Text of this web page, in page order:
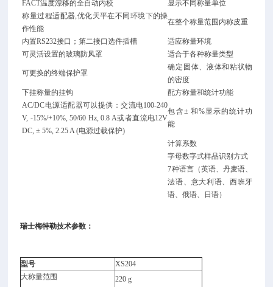
FACT温度漂移的全自动内校
显示不同称量单位
称量过程适配器,优化天平在不同环境下的操
作性能
在整个称量范围内称皮重
内置RS232接口；第二接口选件插槽
适应称量环境
可灵活设置的玻璃防风罩
适合于各种称量类型
可更换的终端保护罩
确定固体、液体和粘状物
的密度
下挂称量的挂钩
配方称量和统计功能
AC/DC电源适配器可以提供：交流电100-240
V, -15%/+10%, 50/60 Hz, 0.8 A或者直流电12V
DC, ± 5%, 2.25 A (电源过载保护)
包含± 和%显示的统计功
能
计算系数
字母数字式样品识别方式
7种语言（英语、丹麦语、
法语、意大利语、西班牙
语、俄语、日语）
瑞士梅特勒技术参数：
型号
XS204
大称量范围
220 g